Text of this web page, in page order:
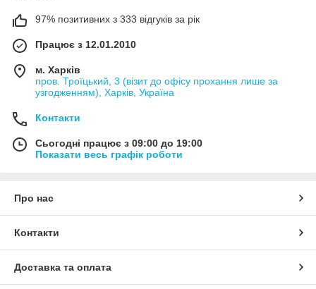
97% позитивних з 333 відгуків за рік
Працює з 12.01.2010
м. Харків
пров. Троїцький, 3 (візит до офісу прохання лише за
узгодженням), Харків, Україна
Контакти
Сьогодні працює з 09:00 до 19:00
Показати весь графік роботи
Про нас
Контакти
Доставка та оплата